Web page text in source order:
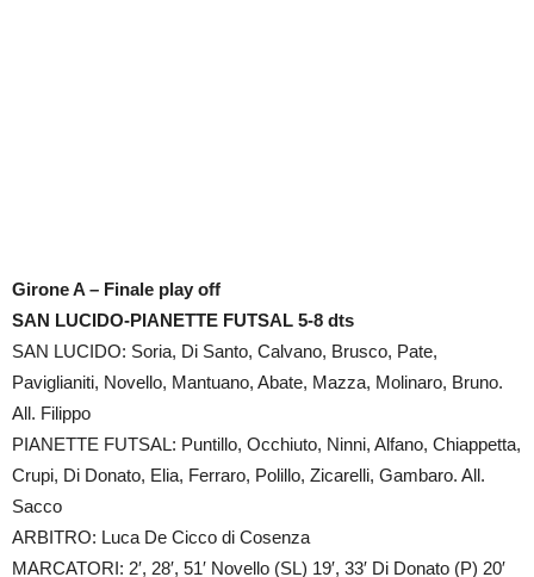
Girone A – Finale play off
SAN LUCIDO-PIANETTE FUTSAL 5-8 dts
SAN LUCIDO: Soria, Di Santo, Calvano, Brusco, Pate,
Paviglianiti, Novello, Mantuano, Abate, Mazza, Molinaro, Bruno.
All. Filippo
PIANETTE FUTSAL: Puntillo, Occhiuto, Ninni, Alfano, Chiappetta,
Crupi, Di Donato, Elia, Ferraro, Polillo, Zicarelli, Gambaro. All.
Sacco
ARBITRO: Luca De Cicco di Cosenza
MARCATORI: 2′, 28′, 51′ Novello (SL) 19′, 33′ Di Donato (P) 20′